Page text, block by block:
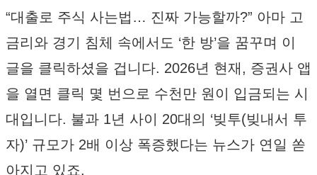
“대출로 주식 사는법… 진짜 가능할까?” 아마 고
금리와 경기 침체 속에서도 ‘한 방’을 꿈꾸며 이
글을 클릭하셨을 겁니다. 2026년 현재, 증권사 앱
을 열면 클릭 몇 번으로 수천만 원이 입금되는 시
대입니다. 불과 1년 사이 20대의 ‘빚투(빚내서 투
자)’ 규모가 2배 이상 폭증했다는 뉴스가 연일 쏟
아지고 있죠.